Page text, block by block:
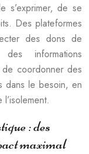
s’exprimer, de se
Des plateformes
des dons de
informations
coordonner des
dans le besoin, en
: des
maximal